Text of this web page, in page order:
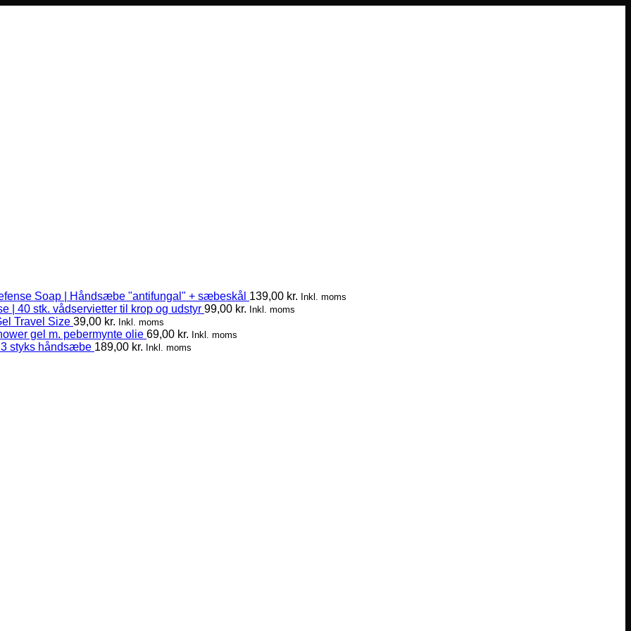
Soap | Håndsæbe "antifungal" + sæbeskål 139,00 kr. Inkl. moms
| 40 stk. vådservietter til krop og udstyr 99,00 kr. Inkl. moms
Travel Size 39,00 kr. Inkl. moms
gel m. pebermynte olie 69,00 kr. Inkl. moms
styks håndsæbe 189,00 kr. Inkl. moms